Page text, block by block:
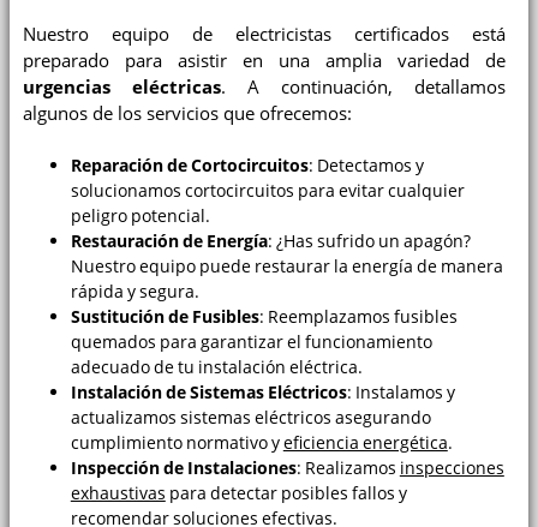
Nuestro equipo de electricistas certificados está
preparado para asistir en una amplia variedad de
urgencias eléctricas. A continuación, detallamos
algunos de los servicios que ofrecemos:
Reparación de Cortocircuitos: Detectamos y
solucionamos cortocircuitos para evitar cualquier
peligro potencial.
Restauración de Energía: ¿Has sufrido un apagón?
Nuestro equipo puede restaurar la energía de manera
rápida y segura.
Sustitución de Fusibles: Reemplazamos fusibles
quemados para garantizar el funcionamiento
adecuado de tu instalación eléctrica.
Instalación de Sistemas Eléctricos: Instalamos y
actualizamos sistemas eléctricos asegurando
cumplimiento normativo yeficiencia energética.
Inspección de Instalaciones: Realizamos inspecciones
exhaustivas para detectar posibles fallos y
recomendar soluciones efectivas.